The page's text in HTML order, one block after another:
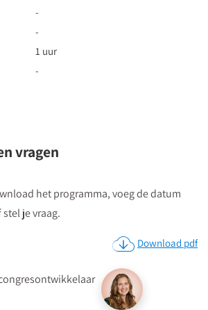
-
-
1 uur
-
vragen
het programma, voeg de datum
je vraag.
Download pdf